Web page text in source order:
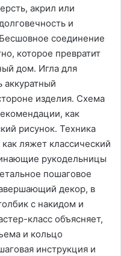
акрил или
и
соединение
которое превратит
дом․ Игла для
аккуратный
изделия․ Схема
как
рисунок․ Техника
ляжет классический
рукодельницы
пошаговое
декор, в
с накидом и
класс объясняет,
и кольцо
инструкция и